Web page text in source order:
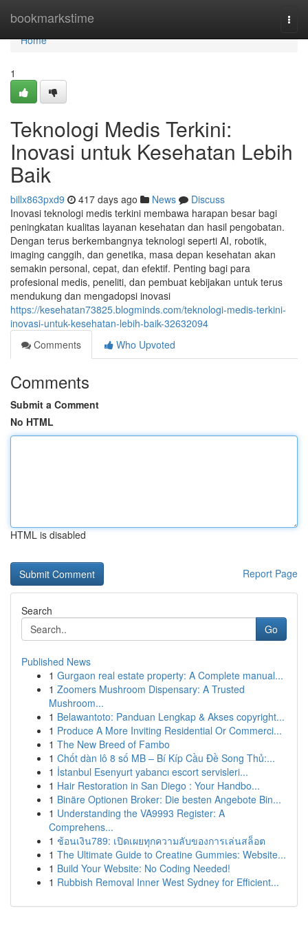
bookmarkstime
Home
Home
1
Teknologi Medis Terkini:
Inovasi untuk Kesehatan Lebih
Baik
billx863pxd9 417 days ago News
Discuss
Inovasi teknologi medis terkini membawa harapan besar bagi
peningkatan kualitas layanan kesehatan dan hasil pengobatan.
Dengan terus berkembangnya teknologi seperti AI, robotik,
imaging canggih, dan genetika, masa depan kesehatan akan
semakin personal, cepat, dan efektif. Penting bagi para
profesional medis, peneliti, dan pembuat kebijakan untuk terus
mendukung dan mengadopsi inovasi
https://kesehatan73825.blogminds.com/teknologi-medis-terkini-
inovasi-untuk-kesehatan-lebih-baik-32632094
Comments
Who Upvoted
Comments
Submit a Comment
No HTML
HTML is disabled
Report Page
Search
Go
Published News
1 Gurgaon real estate property: A Complete manual...
1 Zoomers Mushroom Dispensary: A Trusted
Mushroom...
1 Belawantoto: Panduan Lengkap & Akses copyright...
1 Produce A More Inviting Residential Or Commerci...
1 The New Breed of Fambo
1 Chốt dàn lô 8 số MB – Bí Kíp Cầu Đề Song Thủ:...
1 İstanbul Esenyurt yabancı escort servisleri...
1 Hair Restoration in San Diego : Your Handbo...
1 Binäre Optionen Broker: Die besten Angebote Bin...
1 Understanding the VA9993 Register: A
Comprehens...
1 ช้อนเงิน789: เปิดเผยทุกความลับของการเล่นสล็อต
1 The Ultimate Guide to Creatine Gummies: Website...
1 Build Your Website: No Coding Needed!
1 Rubbish Removal Inner West Sydney for Efficient...